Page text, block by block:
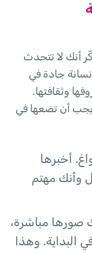
أنك لا تتحدث
جادة في
وثقافتها.
يجب أن تضعها في
أخبرها
وأنك مهتم
صورها مباشرة،
البداية. وهذا